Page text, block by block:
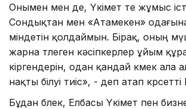
Онымен мен де, Үкімет те жұмыс
Сондықтан мен «Атамекен»
міндетін қолдаймын. Бірақ, оның
жарна төлеген кәсіпкерлер ұйым
кіргендерін, одан қандай көмек ала
нақты білуі тиіс», - деп атап
Бұдан бөлек, Елбасы Үкімет пен